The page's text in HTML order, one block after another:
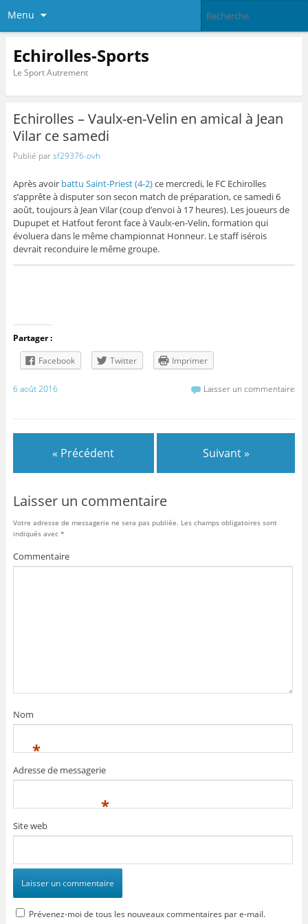
Menu
Echirolles-Sports
Le Sport Autrement
Echirolles – Vaulx-en-Velin en amical à Jean
Vilar ce samedi
Publié parsf29376-ovh
Après avoir battu Saint-Priest (4-2)ce mercredi, le FC Echirolles
s’apprête à disputer son secon match de préparation, ce samedi 6
août, toujours à Jean Vilar (coup d’envoi à 17 heures). Les joueurs de
Dupupet et Hatfout feront face à Vaulx-en-Velin, formation qui
évoluera dans le même championnat Honneur. Le staff isérois
devrait reconduire le même groupe.
Partager :
Facebook
Twitter Imprimer
6 août 2016 Laisser un commentaire
« Précédent Suivant »
Laisser un commentaire
Votre adresse de messagerie ne sera pas publiée. Les champs obligatoires sont
indiqués avec *
Commentaire
Nom
*
Adresse de messagerie
*
Site web
Prévenez-moi de tous les nouveaux commentaires par e-mail.